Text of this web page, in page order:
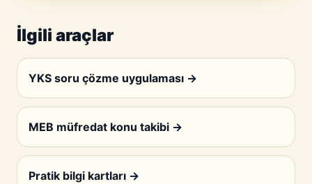
İlgili araçlar
YKS soru çözme uygulaması →
MEB müfredat konu takibi →
Pratik bilgi kartları →